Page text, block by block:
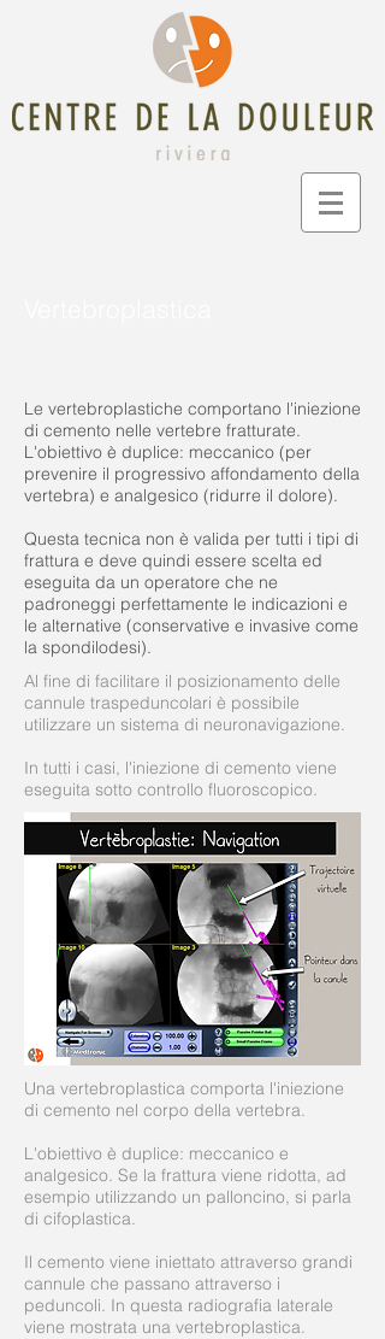
Le vertebroplastiche comportano l'iniezione
di cemento nelle vertebre fratturate.
L'obiettivo è duplice: meccanico (per
prevenire il progressivo affondamento della
vertebra) e analgesico (ridurre il dolore).
Questa tecnica non è valida per tutti i tipi di
frattura e deve quindi essere scelta ed
eseguita da un operatore che ne
padroneggi perfettamente le indicazioni e
le alternative (conservative e invasive come
la spondilodesi).
Al fine di facilitare il posizionamento delle
cannule traspeduncolari è possibile
utilizzare un sistema di neuronavigazione.
In tutti i casi, l'iniezione di cemento viene
eseguita sotto controllo fluoroscopico.
Una vertebroplastica comporta l'iniezione
di cemento nel corpo della vertebra.
L'obiettivo è duplice: meccanico e
analgesico. Se la frattura viene ridotta, ad
esempio utilizzando un palloncino, si parla
di cifoplastica.
Il cemento viene iniettato attraverso grandi
cannule che passano attraverso i
peduncoli. In questa radiografia laterale
viene mostrata una vertebroplastica.